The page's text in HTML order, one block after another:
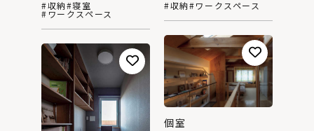
#収納#寝室
#ワークスペース
#収納#ワークスペース
個室